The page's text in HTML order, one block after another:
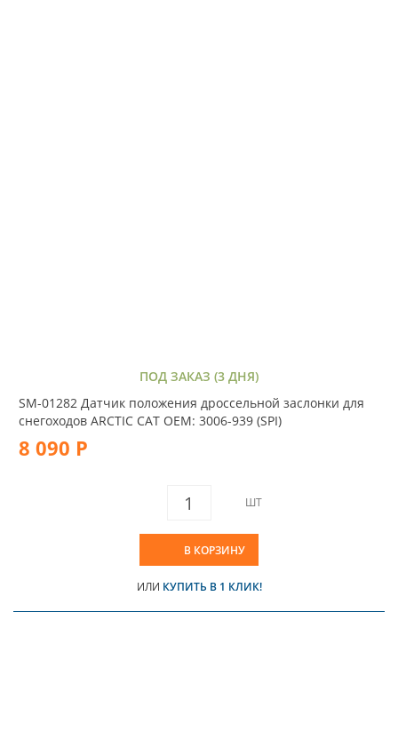
ПОД ЗАКАЗ (3 ДНЯ)
SM-01282 Датчик положения дроссельной заслонки для
снегоходов ARCTIC CAT OEM: 3006-939 (SPI)
8 090 Р
ШТ
В КОРЗИНУ
ИЛИ КУПИТЬ В 1 КЛИК!